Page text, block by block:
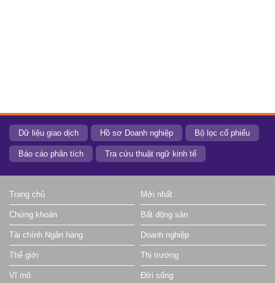
Dữ liệu giao dịch Hồ sơ Doanh nghiệp Bộ lọc cổ phiếu
Báo cáo phân tích Tra cứu thuật ngữ kinh tế
Trang chủ Mới nhất
Chứng khoán Bất động sản
Tài chính Ngân hàng Doanh nghiệp
Thế giới Thị trường
Vĩ mô Đời sống